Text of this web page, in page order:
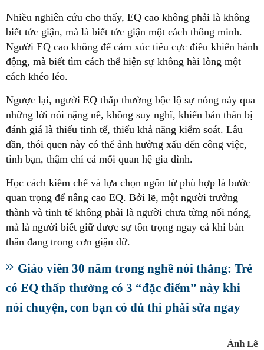
Nhiều nghiên cứu cho thấy, EQ cao không phải là không
biết tức giận, mà là biết tức giận một cách thông minh.
Người EQ cao không để cảm xúc tiêu cực điều khiển hành
động, mà biết tìm cách thể hiện sự không hài lòng một
cách khéo léo.
Ngược lại, người EQ thấp thường bộc lộ sự nóng nảy qua
những lời nói nặng nề, không suy nghĩ, khiến bản thân bị
đánh giá là thiếu tinh tế, thiếu khả năng kiểm soát. Lâu
dần, thói quen này có thể ảnh hưởng xấu đến công việc,
tình bạn, thậm chí cả mối quan hệ gia đình.
Học cách kiềm chế và lựa chọn ngôn từ phù hợp là bước
quan trọng để nâng cao EQ. Bởi lẽ, một người trưởng
thành và tinh tế không phải là người chưa từng nổi nóng,
mà là người biết giữ được sự tôn trọng ngay cả khi bản
thân đang trong cơn giận dữ.
Giáo viên 30 năm trong nghề nói thẳng: Trẻ
có EQ thấp thường có 3 “đặc điểm” này khi
nói chuyện, con bạn có đủ thì phải sửa ngay
Ánh Lê